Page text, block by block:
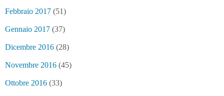
Febbraio 2017 (51)
Gennaio 2017 (37)
Dicembre 2016 (28)
Novembre 2016 (45)
Ottobre 2016 (33)